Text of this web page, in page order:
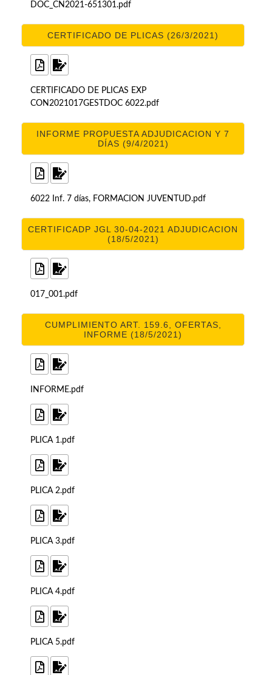
DOC_CN2021-651301.pdf
CERTIFICADO DE PLICAS (26/3/2021)
CERTIFICADO DE PLICAS EXP
CON2021017GESTDOC 6022.pdf
INFORME PROPUESTA ADJUDICACION Y 7
DÍAS (9/4/2021)
6022 Inf. 7 días, FORMACION JUVENTUD.pdf
CERTIFICADP JGL 30-04-2021 ADJUDICACION
(18/5/2021)
017_001.pdf
CUMPLIMIENTO ART. 159.6, OFERTAS,
INFORME (18/5/2021)
INFORME.pdf
PLICA 1.pdf
PLICA 2.pdf
PLICA 3.pdf
PLICA 4.pdf
PLICA 5.pdf